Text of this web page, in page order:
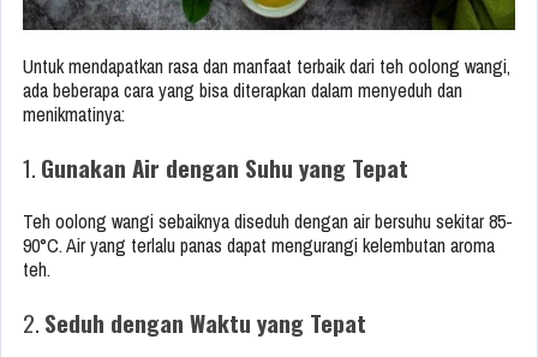
Untuk mendapatkan rasa dan manfaat terbaik dari teh oolong wangi,
ada beberapa cara yang bisa diterapkan dalam menyeduh dan
menikmatinya:
1. Gunakan Air dengan Suhu yang Tepat
Teh oolong wangi sebaiknya diseduh dengan air bersuhu sekitar 85-
90°C. Air yang terlalu panas dapat mengurangi kelembutan aroma
teh.
2. Seduh dengan Waktu yang Tepat